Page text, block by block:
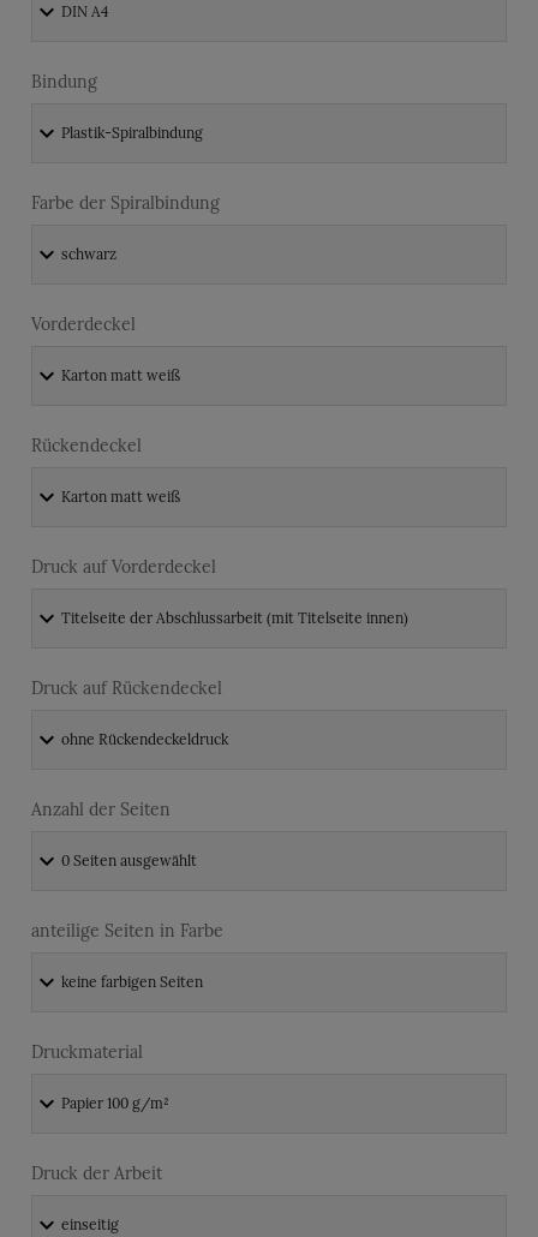
Bindung
Farbe der Spiralbindung
Vorderdeckel
Rückendeckel
Druck auf Vorderdeckel
Druck auf Rückendeckel
Anzahl der Seiten
anteilige Seiten in Farbe
Druckmaterial
Druck der Arbeit